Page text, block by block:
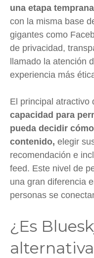
una etapa
con la misma base
gigantes como
de privacidad,
llamado la atención
experiencia más
El principal atractivo
capacidad para
pueda decidir
contenido, elegir
recomendación e
feed. Este nivel de
una gran diferencia
personas se
¿Es